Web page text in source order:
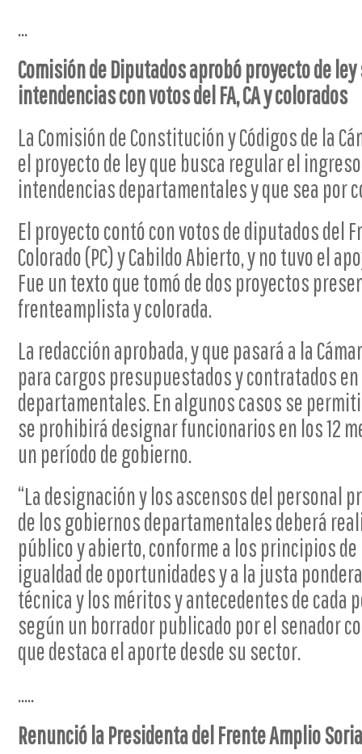
...
Comisión de Diputados aprobó proyecto de
intendencias con votos del FA, CA y colorados
La Comisión de Constitución y Códigos de la
el proyecto de ley que busca regular el
intendencias departamentales y que sea por
El proyecto contó con votos de diputados del
Colorado (PC) y Cabildo Abierto, y no tuvo el
Fue un texto que tomó de dos proyectos
frenteamplista y colorada.
La redacción aprobada, y que pasará a la
para cargos presupuestados y contratados
departamentales. En algunos casos se
se prohibirá designar funcionarios en los 12
un período de gobierno.
“La designación y los ascensos del personal
de los gobiernos departamentales deberá
público y abierto, conforme a los principios
igualdad de oportunidades y a la justa
técnica y los méritos y antecedentes de cada
según un borrador publicado por el senador
que destaca el aporte desde su sector.
.....
Renunció la Presidenta del Frente Amplio